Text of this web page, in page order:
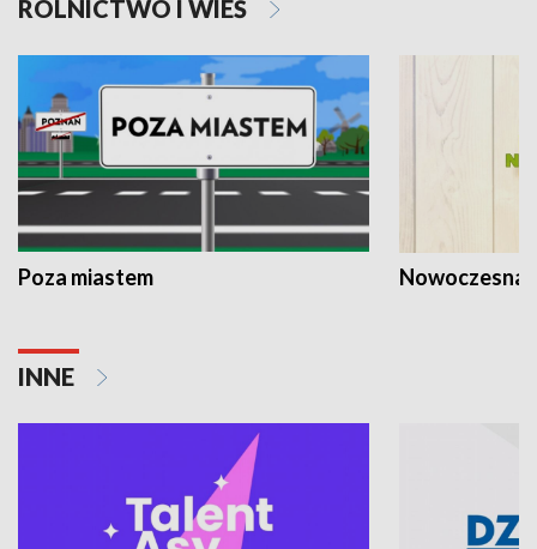
ROLNICTWO I WIEŚ
Poza miastem Nowoczesna
INNE